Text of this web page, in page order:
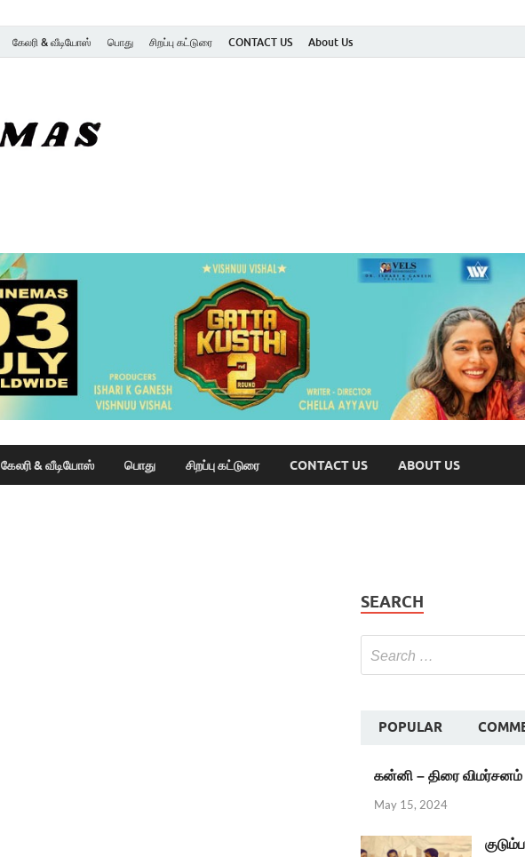
கேலரி & வீடியோஸ் பொது சிறப்பு கட்டுரை CONTACT US About Us
கேலரி & வீடியோஸ் பொது சிறப்பு கட்டுரை CONTACT US ABOUT US
SEARCH
POPULAR
கன்னி – திரை விமர்சனம்
May 15, 2024